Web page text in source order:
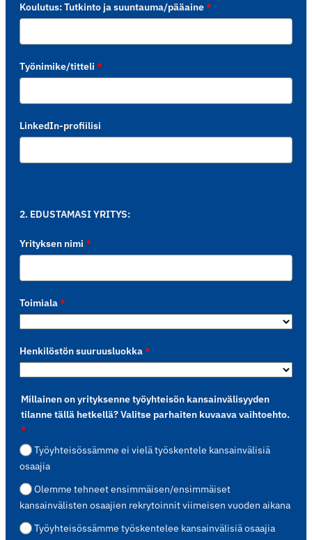
Koulutus: Tutkinto ja suuntauma/pääaine*
Työnimike/titteli *
LinkedIn-profiilisi
2. EDUSTAMASI YRITYS:
Yrityksen nimi *
Toimiala*
Henkilöstön suuruusluokka*
Millainen on yrityksenne työyhteisön kansainvälisyyden
tilanne tällä hetkellä? Valitse parhaiten kuvaava vaihtoehto.
*
Työyhteisössämme ei vielä työskentele kansainvälisiä
osaajia
Olemme tehneet ensimmäisen/ensimmäiset
kansainvälisten osaajien rekrytoinnit viimeisen vuoden aikana
Työyhteisössämme työskentelee kansainvälisiä osaajia